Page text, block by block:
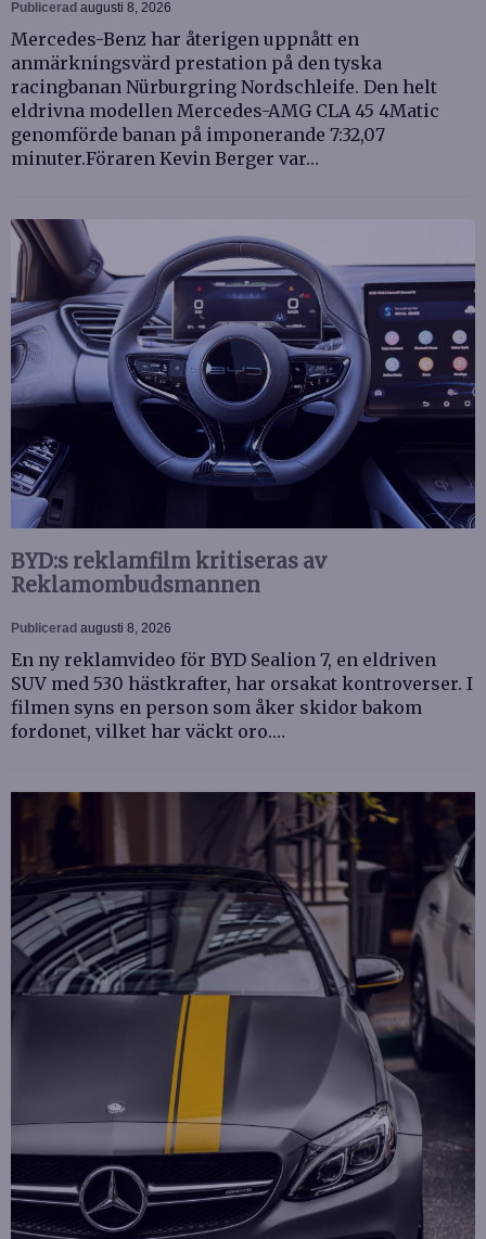
Publicerad augusti 8, 2026
Mercedes-Benz har återigen uppnått en
anmärkningsvärd prestation på den tyska
racingbanan Nürburgring Nordschleife. Den helt
eldrivna modellen Mercedes-AMG CLA 45 4Matic
genomförde banan på imponerande 7:32,07
minuter.Föraren Kevin Berger var…
BYD:s reklamfilm kritiseras av
Reklamombudsmannen
Publicerad augusti 8, 2026
En ny reklamvideo för BYD Sealion 7, en eldriven
SUV med 530 hästkrafter, har orsakat kontroverser. I
filmen syns en person som åker skidor bakom
fordonet, vilket har väckt oro.…